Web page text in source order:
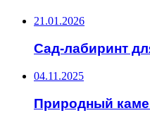
21.01.2026
Сад-лабиринт
04.11.2025
Природный